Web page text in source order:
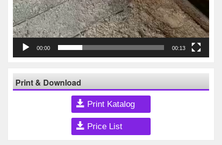
00:00 00:13
Print & Download
Print Katalog
Price List